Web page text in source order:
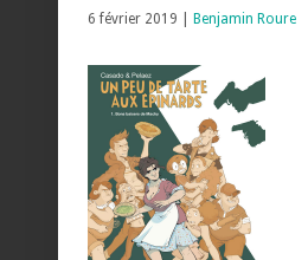
6 février 2019 | Benjamin Roure